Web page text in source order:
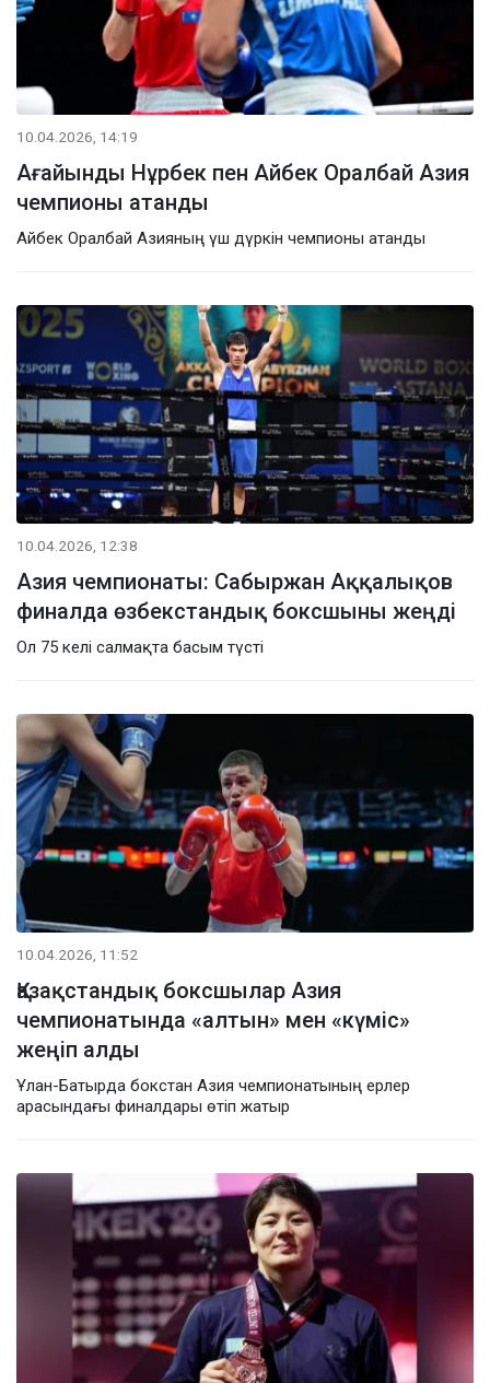
10.04.2026, 14:19
Ағайынды Нұрбек пен Айбек Оралбай Азия
чемпионы атанды
Айбек Оралбай Азияның үш дүркін чемпионы атанды
10.04.2026, 12:38
Азия чемпионаты: Сабыржан Аққалықов
финалда өзбекстандық боксшыны жеңді
Ол 75 келі салмақта басым түсті
10.04.2026, 11:52
Қазақстандық боксшылар Азия
чемпионатында «алтын» мен «күміс»
жеңіп алды
Ұлан-Батырда бокстан Азия чемпионатының ерлер
арасындағы финалдары өтіп жатыр